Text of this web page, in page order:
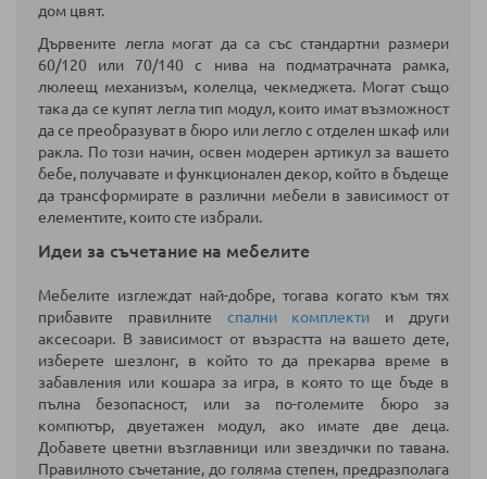
дом цвят.
Дървените легла могат да са със стандартни размери
60/120 или 70/140 с нива на подматрачната рамка,
люлеещ механизъм, колелца, чекмеджета. Могат също
така да се купят легла тип модул, които имат възможност
да се преобразуват в бюро или легло с отделен шкаф или
ракла. По този начин, освен модерен артикул за вашето
бебе, получавате и функционален декор, който в бъдеще
да трансформирате в различни мебели в зависимост от
елементите, които сте избрали.
Идеи за съчетание на мебелите
Мебелите изглеждат най-добре, тогава когато към тях
прибавите правилните спални комплекти и други
аксесоари. В зависимост от възрастта на вашето дете,
изберете шезлонг, в който то да прекарва време в
забавления или кошара за игра, в която то ще бъде в
пълна безопасност, или за по-големите бюро за
компютър, двуетажен модул, ако имате две деца.
Добавете цветни възглавници или звездички по тавана.
Правилното съчетание, до голяма степен, предразполага